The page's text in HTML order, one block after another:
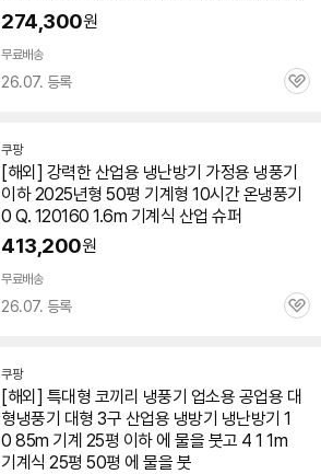
274,300원
무료배송
26.07. 등록
관
쿠팡
[해외] 강력한 산업용 냉난방기 가정용 냉풍기
이하 2025년형 50평 기계형 10시간 온냉풍기
0 Q. 120160 1.6m 기계식 산업 슈퍼
413,200원
무료배송
26.07. 등록
관
쿠팡
[해외] 특대형 코끼리 냉풍기 업소용 공업용 대
형냉풍기 대형 3구 산업용 냉방기 냉난방기 1
0 85m 기계 25평 이하 에 물을 붓고 4 1 1m
기계식 25평 50평 에 물을 붓